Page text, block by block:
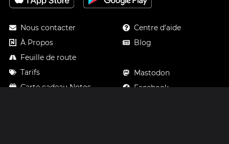
Nous contacter
À Propos
Feuille de route
Tarifs
Carte cadeau Notos
Centre d'aide
Blog
Mastodon
Facebook